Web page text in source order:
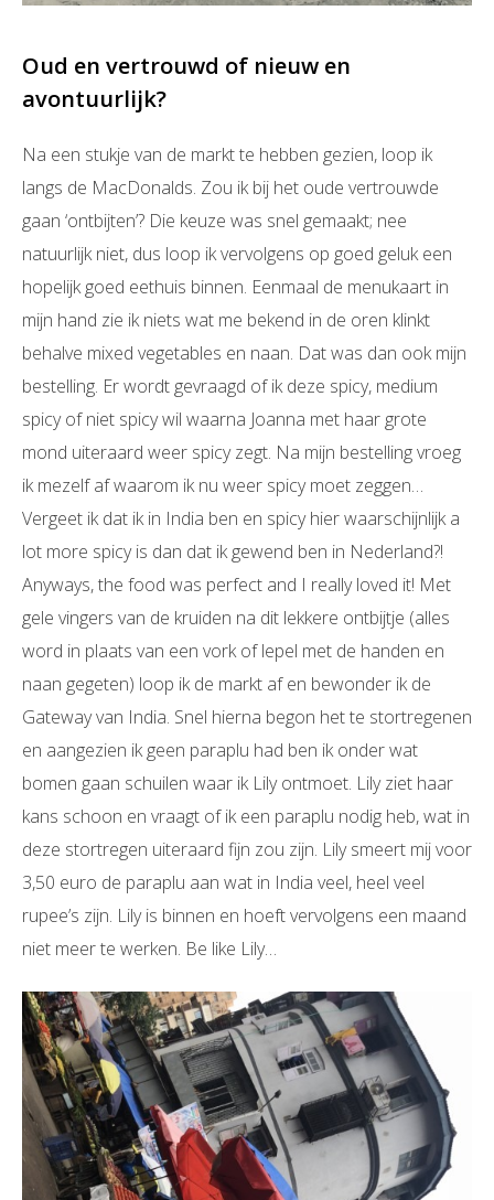
Oud en vertrouwd of nieuw en
avontuurlijk?
Na een stukje van de markt te hebben gezien, loop ik
langs de MacDonalds. Zou ik bij het oude vertrouwde
gaan ‘ontbijten’? Die keuze was snel gemaakt; nee
natuurlijk niet, dus loop ik vervolgens op goed geluk een
hopelijk goed eethuis binnen. Eenmaal de menukaart in
mijn hand zie ik niets wat me bekend in de oren klinkt
behalve mixed vegetables en naan. Dat was dan ook mijn
bestelling. Er wordt gevraagd of ik deze spicy, medium
spicy of niet spicy wil waarna Joanna met haar grote
mond uiteraard weer spicy zegt. Na mijn bestelling vroeg
ik mezelf af waarom ik nu weer spicy moet zeggen…
Vergeet ik dat ik in India ben en spicy hier waarschijnlijk a
lot more spicy is dan dat ik gewend ben in Nederland?!
Anyways, the food was perfect and I really loved it! Met
gele vingers van de kruiden na dit lekkere ontbijtje (alles
word in plaats van een vork of lepel met de handen en
naan gegeten) loop ik de markt af en bewonder ik de
Gateway van India. Snel hierna begon het te stortregenen
en aangezien ik geen paraplu had ben ik onder wat
bomen gaan schuilen waar ik Lily ontmoet. Lily ziet haar
kans schoon en vraagt of ik een paraplu nodig heb, wat in
deze stortregen uiteraard fijn zou zijn. Lily smeert mij voor
3,50 euro de paraplu aan wat in India veel, heel veel
rupee’s zijn. Lily is binnen en hoeft vervolgens een maand
niet meer te werken. Be like Lily…